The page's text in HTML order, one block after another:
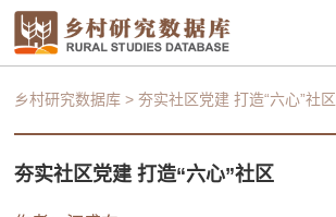
乡村研究数据库 >夯实社区党建 打造“六心”社区
夯实社区党建 打造“六心”社区